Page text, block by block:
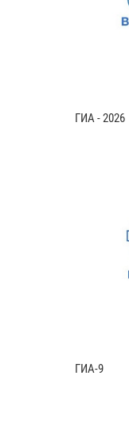
ГИА - 2026
ГИА-9